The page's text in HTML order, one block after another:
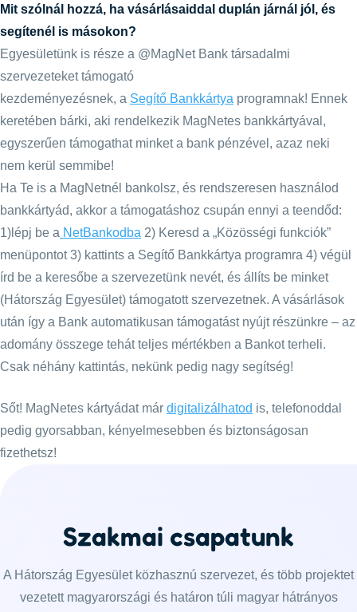
Mit szólnál hozzá, ha vásárlásaiddal duplán járnál jól, és
segítenél is másokon?
Egyesületünk is része a @MagNet Bank társadalmi
szervezeteket támogató
kezdeményezésnek, a Segítő Bankkártya programnak! Ennek
keretében bárki, aki rendelkezik MagNetes bankkártyával,
egyszerűen támogathat minket a bank pénzével, azaz neki
nem kerül semmibe!
Ha Te is a MagNetnél bankolsz, és rendszeresen használod
bankkártyád, akkor a támogatáshoz csupán ennyi a teendőd:
1)lépj be a NetBankodba 2) Keresd a „Közösségi funkciók”
menüpontot 3) kattints a Segítő Bankkártya programra 4) végül
írd be a keresőbe a szervezetünk nevét, és állíts be minket
(Hátország Egyesület) támogatott szervezetnek. A vásárlások
után így a Bank automatikusan támogatást nyújt részünkre – az
adomány összege tehát teljes mértékben a Bankot terheli.
Csak néhány kattintás, nekünk pedig nagy segítség!
Sőt! MagNetes kártyádat már digitalizálhatod is, telefonoddal
pedig gyorsabban, kényelmesebben és biztonságosan
fizethetsz!
Szakmai csapatunk
A Hátország Egyesület közhasznú szervezet, és több projektet
vezetett magyarországi és határon túli magyar hátrányos